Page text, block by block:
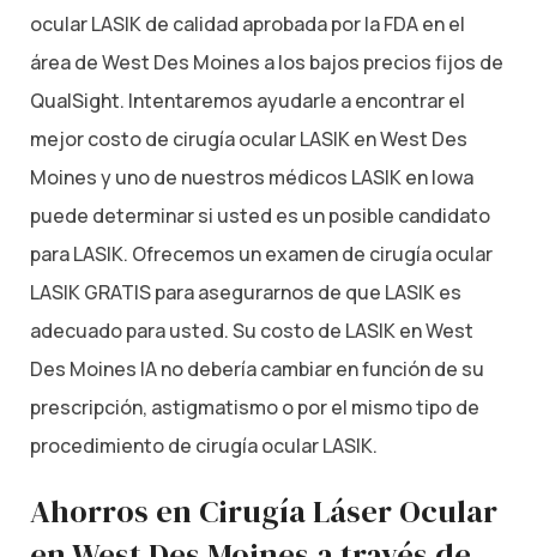
ocular LASIK de calidad aprobada por la FDA en el
área de West Des Moines a los bajos precios fijos de
QualSight. Intentaremos ayudarle a encontrar el
mejor costo de cirugía ocular LASIK en West Des
Moines y uno de nuestros médicos LASIK en Iowa
puede determinar si usted es un posible candidato
para LASIK. Ofrecemos un examen de cirugía ocular
LASIK GRATIS para asegurarnos de que LASIK es
adecuado para usted. Su costo de LASIK en West
Des Moines IA no debería cambiar en función de su
prescripción, astigmatismo o por el mismo tipo de
procedimiento de cirugía ocular LASIK.
Ahorros en Cirugía Láser Ocular